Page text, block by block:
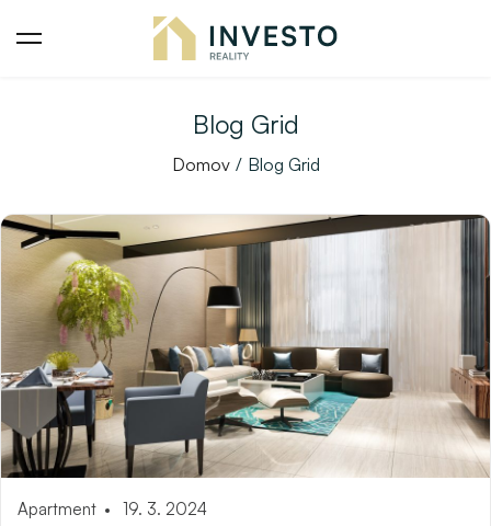
Blog Grid
Domov Blog Grid
Apartment 19. 3. 2024